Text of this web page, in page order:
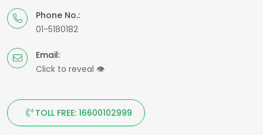
Phone No.:
01-5180182
Email:
Click to reveal 👁
TOLL FREE: 16600102999